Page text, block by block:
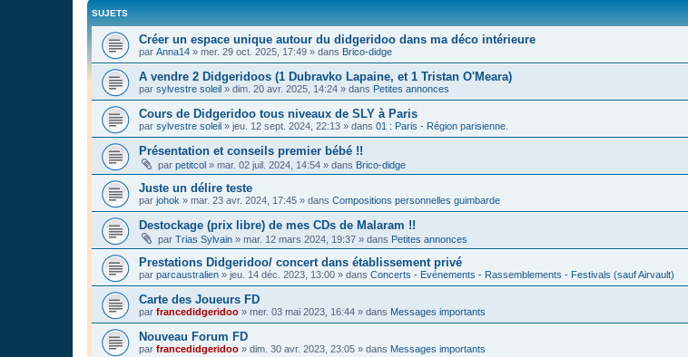
SUJETS
Créer un espace unique autour du didgeridoo dans ma déco intérieure
par Anna14 » mer. 29 oct. 2025, 17:49 » dans Brico-didge
A vendre 2 Didgeridoos (1 Dubravko Lapaine, et 1 Tristan O'Meara)
par sylvestre soleil » dim. 20 avr. 2025, 14:24 » dans Petites annonces
Cours de Didgeridoo tous niveaux de SLY à Paris
par sylvestre soleil » jeu. 12 sept. 2024, 22:13 » dans 01 : Paris - Région parisienne.
Présentation et conseils premier bébé !!
par petitcol » mar. 02 juil. 2024, 14:54 » dans Brico-didge
Juste un délire teste
par johok » mar. 23 avr. 2024, 17:45 » dans Compositions personnelles guimbarde
Destockage (prix libre) de mes CDs de Malaram !!
par Trias Sylvain » mar. 12 mars 2024, 19:37 » dans Petites annonces
Prestations Didgeridoo/ concert dans établissement privé
par parcaustralien » jeu. 14 déc. 2023, 13:00 » dans Concerts - Evénements - Rassemblements - Festivals (sauf Airvault)
Carte des Joueurs FD
par francedidgeridoo » mer. 03 mai 2023, 16:44 » dans Messages importants
Nouveau Forum FD
par francedidgeridoo » dim. 30 avr. 2023, 23:05 » dans Messages importants